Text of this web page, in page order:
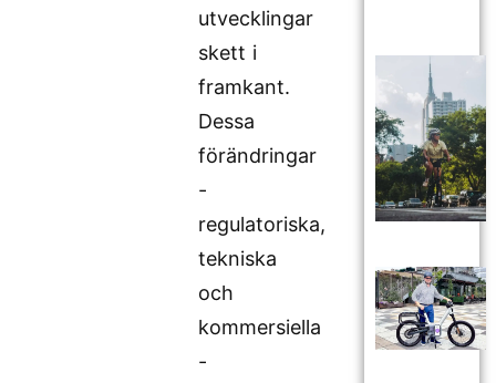
utvecklingar
skett i
framkant.
Dessa
förändringar
-
regulatoriska,
tekniska
och
kommersiella
-